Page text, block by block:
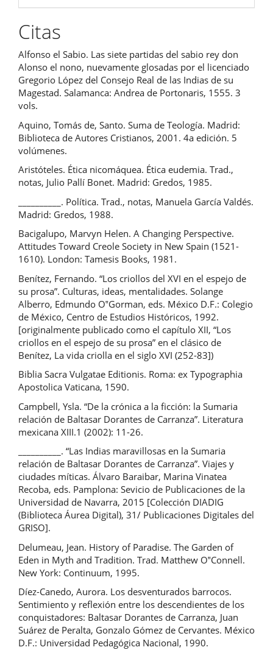
Citas
Alfonso el Sabio. Las siete partidas del sabio rey don
Alonso el nono, nuevamente glosadas por el licenciado
Gregorio López del Consejo Real de las Indias de su
Magestad. Salamanca: Andrea de Portonaris, 1555. 3
vols.
Aquino, Tomás de, Santo. Suma de Teología. Madrid:
Biblioteca de Autores Cristianos, 2001. 4a edición. 5
volúmenes.
Aristóteles. Ética nicomáquea. Ética eudemia. Trad.,
notas, Julio Pallí Bonet. Madrid: Gredos, 1985.
__________. Política. Trad., notas, Manuela García Valdés.
Madrid: Gredos, 1988.
Bacigalupo, Marvyn Helen. A Changing Perspective.
Attitudes Toward Creole Society in New Spain (1521-
1610). London: Tamesis Books, 1981.
Benítez, Fernando. “Los criollos del XVI en el espejo de
su prosa”. Culturas, ideas, mentalidades. Solange
Alberro, Edmundo O‟Gorman, eds. México D.F.: Colegio
de México, Centro de Estudios Históricos, 1992.
[originalmente publicado como el capítulo XII, “Los
criollos en el espejo de su prosa” en el clásico de
Benítez, La vida criolla en el siglo XVI (252-83])
Biblia Sacra Vulgatae Editionis. Roma: ex Typographia
Apostolica Vaticana, 1590.
Campbell, Ysla. “De la crónica a la ficción: la Sumaria
relación de Baltasar Dorantes de Carranza”. Literatura
mexicana XIII.1 (2002): 11-26.
__________. “Las Indias maravillosas en la Sumaria
relación de Baltasar Dorantes de Carranza”. Viajes y
ciudades míticas. Álvaro Baraibar, Marina Vinatea
Recoba, eds. Pamplona: Sevicio de Publicaciones de la
Universidad de Navarra, 2015 [Colección DIADIG
(Biblioteca Áurea Digital), 31/ Publicaciones Digitales del
GRISO].
Delumeau, Jean. History of Paradise. The Garden of
Eden in Myth and Tradition. Trad. Matthew O‟Connell.
New York: Continuum, 1995.
Díez-Canedo, Aurora. Los desventurados barrocos.
Sentimiento y reflexión entre los descendientes de los
conquistadores: Baltasar Dorantes de Carranza, Juan
Suárez de Peralta, Gonzalo Gómez de Cervantes. México
D.F.: Universidad Pedagógica Nacional, 1990.